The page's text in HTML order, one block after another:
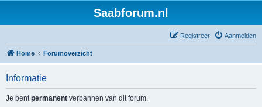
Saabforum.nl
Aanmelden
Registreer
Home Forumoverzicht
Informatie
Je bentpermanent verbannen van dit forum.